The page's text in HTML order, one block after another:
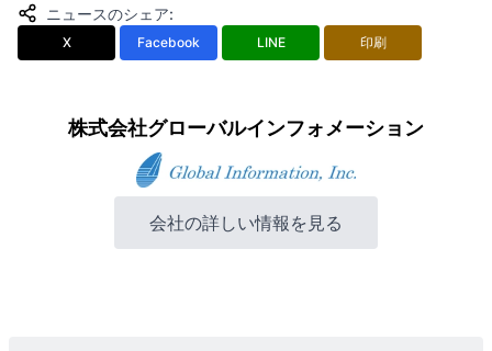
ニュースのシェア:
X Facebook LINE 印刷
株式会社グローバルインフォメーション
会社の詳しい情報を見る